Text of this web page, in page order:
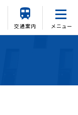
交通案内 メニュー